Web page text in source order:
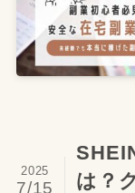
は？
2025
7/15